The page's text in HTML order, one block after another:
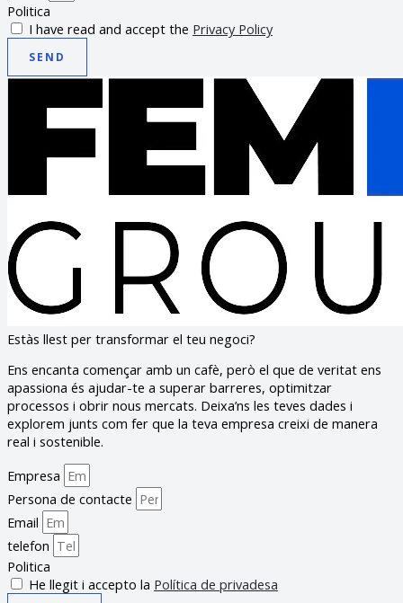
Politica
I have read and accept the Privacy Policy
SEND
Estàs llest per transformar el teu negoci?
Ens encanta començar amb un cafè, però el que de veritat ens
apassiona és ajudar-te a superar barreres, optimitzar
processos i obrir nous mercats. Deixa’ns les teves dades i
explorem junts com fer que la teva empresa creixi de manera
real i sostenible.
Empresa
Persona de contacte
Email
telefon
Politica
He llegit i accepto la Política de privadesa